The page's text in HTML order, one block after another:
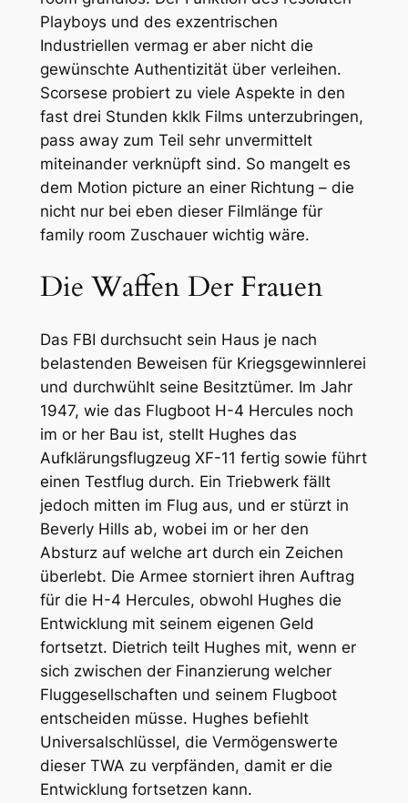
Playboys und des exzentrischen
Industriellen vermag er aber nicht die
gewünschte Authentizität über verleihen.
Scorsese probiert zu viele Aspekte in den
fast drei Stunden kklk Films unterzubringen,
pass away zum Teil sehr unvermittelt
miteinander verknüpft sind. So mangelt es
dem Motion picture an einer Richtung – die
nicht nur bei eben dieser Filmlänge für
family room Zuschauer wichtig wäre.
Die Waffen Der Frauen
Das FBI durchsucht sein Haus je nach
belastenden Beweisen für Kriegsgewinnlerei
und durchwühlt seine Besitztümer. Im Jahr
1947, wie das Flugboot H-4 Hercules noch
im or her Bau ist, stellt Hughes das
Aufklärungsflugzeug XF-11 fertig sowie führt
einen Testflug durch. Ein Triebwerk fällt
jedoch mitten im Flug aus, und er stürzt in
Beverly Hills ab, wobei im or her den
Absturz auf welche art durch ein Zeichen
überlebt. Die Armee storniert ihren Auftrag
für die H-4 Hercules, obwohl Hughes die
Entwicklung mit seinem eigenen Geld
fortsetzt. Dietrich teilt Hughes mit, wenn er
sich zwischen der Finanzierung welcher
Fluggesellschaften und seinem Flugboot
entscheiden müsse. Hughes befiehlt
Universalschlüssel, die Vermögenswerte
dieser TWA zu verpfänden, damit er die
Entwicklung fortsetzen kann.